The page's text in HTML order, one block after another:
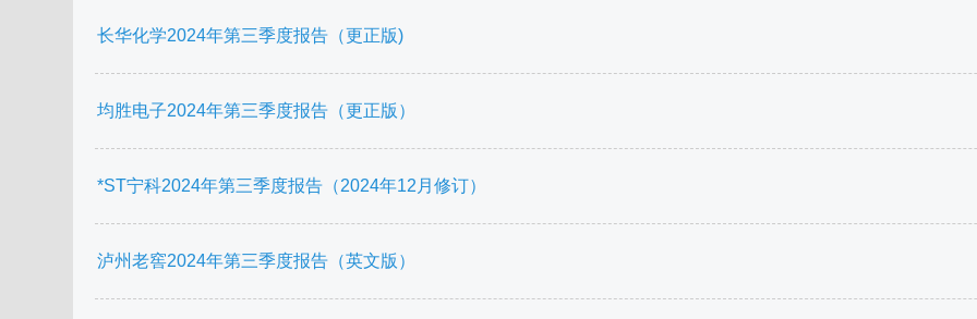
长华化学2024年第三季度报告（更正版)
均胜电子2024年第三季度报告（更正版）
*ST宁科2024年第三季度报告（2024年12月修订）
泸州老窖2024年第三季度报告（英文版）